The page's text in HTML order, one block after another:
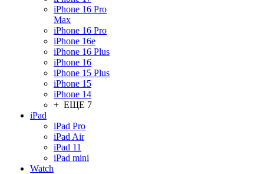
iPhone 16 Pro
Max
iPhone 16 Pro
iPhone 16e
iPhone 16 Plus
iPhone 16
iPhone 15 Plus
iPhone 15
iPhone 14
+ ЕЩЕ 7
iPad
iPad Pro
iPad Air
iPad 11
iPad mini
Watch